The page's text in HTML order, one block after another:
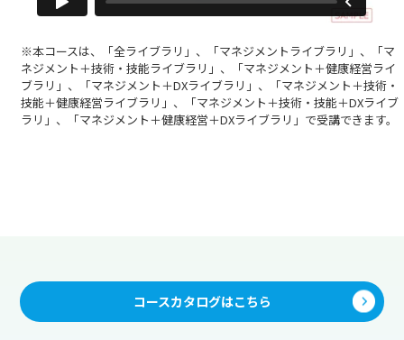
※本コースは、「全ライブラリ」、「マネジメントライブラリ」、「マ
ネジメント＋技術・技能ライブラリ」、「マネジメント＋健康経営ライ
ブラリ」、「マネジメント＋DXライブラリ」、「マネジメント＋技術・
技能＋健康経営ライブラリ」、「マネジメント＋技術・技能＋DXライブ
ラリ」、「マネジメント＋健康経営＋DXライブラリ」で受講できます。
コースカタログはこちら